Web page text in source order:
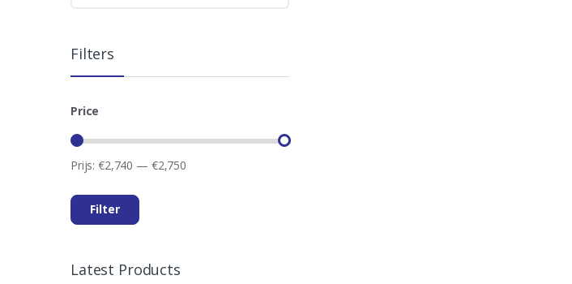
Filters
Price
Min.
Max.
Filter
Prijs:€2,740 — €2,750
Latest Products